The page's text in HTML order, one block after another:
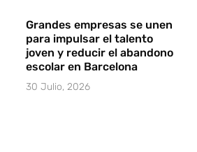
Grandes empresas se unen
para impulsar el talento
joven y reducir el abandono
escolar en Barcelona
30 Julio, 2026